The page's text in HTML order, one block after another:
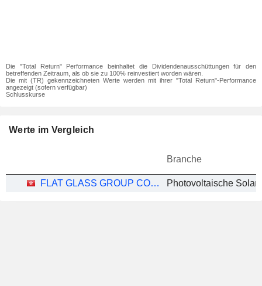
Die "Total Return" Performance beinhaltet die Dividendenausschüttungen für den
betreffenden Zeitraum, als ob sie zu 100% reinvestiert worden wären.
Die mit (TR) gekennzeichneten Werte werden mit ihrer "Total Return"-Performance
angezeigt (sofern verfügbar)
Schlusskurse
Werte im Vergleich
Branche
FLAT GLASS GROUP CO., LTD.